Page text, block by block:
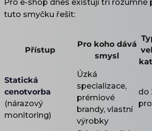
Pro e-shop dnes existují tři rozumné
tuto smyčku řešit:
Přístup
Pro koho dává
smysl
Statická
cenotvorba
(nárazový
monitoring)
Úzká
specializace,
prémiové
brandy, vlastní
výrobky
do